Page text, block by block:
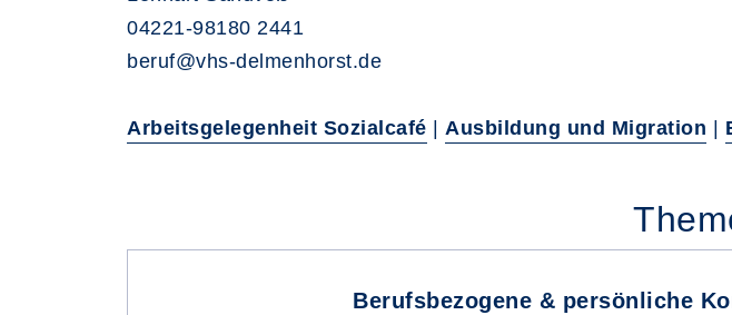
04221-98180 2441
beruf@vhs-delmenhorst.de
Arbeitsgelegenheit Sozialcafé Ausbildung und Migration
Berufsbezogene & persönliche